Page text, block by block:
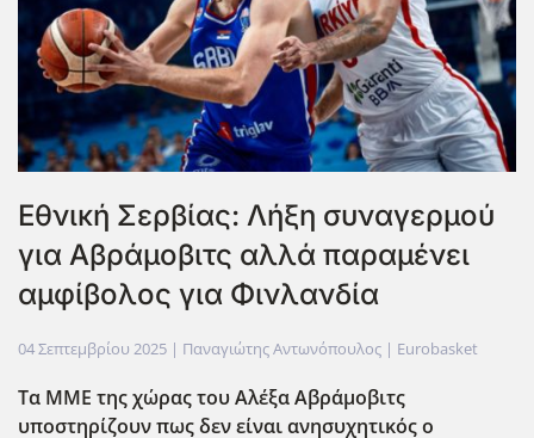
Εθνική Σερβίας: Λήξη συναγερμού
για Αβράμοβιτς αλλά παραμένει
αμφίβολος για Φινλανδία
04 Σεπτεμβρίου 2025 | Παναγιώτης Αντωνόπουλος | Eurobasket
Τα ΜΜΕ της χώρας του Αλέξα Αβράμοβιτς
υποστηρίζουν πως δεν είναι ανησυχητικός ο